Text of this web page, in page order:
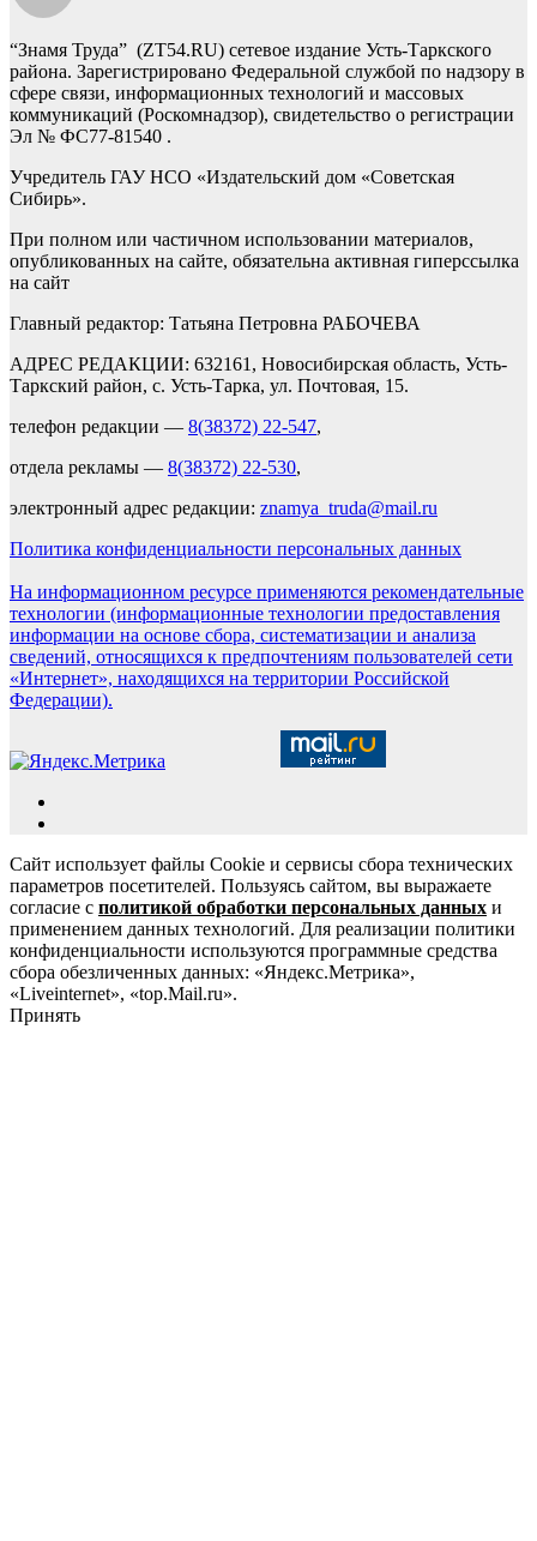
“Знамя Труда” (ZT54.RU) сетевое издание Усть-Таркского
района. Зарегистрировано Федеральной службой по надзору в
сфере связи, информационных технологий и массовых
коммуникаций (Роскомнадзор), свидетельство о регистрации
Эл № ФС77-81540 .
Учредитель ГАУ НСО «Издательский дом «Советская
Сибирь».
При полном или частичном использовании материалов,
опубликованных на сайте, обязательна активная гиперссылка
на сайт
Главный редактор: Татьяна Петровна РАБОЧЕВА
АДРЕС РЕДАКЦИИ: 632161, Новосибирская область, Усть-
Таркский район, с. Усть-Тарка, ул. Почтовая, 15.
телефон редакции — 8(38372) 22-547,
отдела рекламы — 8(38372) 22-530,
электронный адрес редакции: znamya_truda@mail.ru
Политика конфиденциальности персональных данных
На информационном ресурсе применяются рекомендательные
технологии (информационные технологии предоставления
информации на основе сбора, систематизации и анализа
сведений, относящихся к предпочтениям пользователей сети
«Интернет», находящихся на территории Российской
Федерации).
Сайт использует файлы Cookie и сервисы сбора технических
параметров посетителей. Пользуясь сайтом, вы выражаете
согласие с политикой обработки персональных данных и
применением данных технологий. Для реализации политики
конфиденциальности используются программные средства
сбора обезличенных данных: «Яндекс.Метрика»,
«Liveinternet», «top.Mail.ru».
Принять